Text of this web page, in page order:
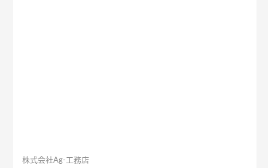
株式会社Ag-工務店